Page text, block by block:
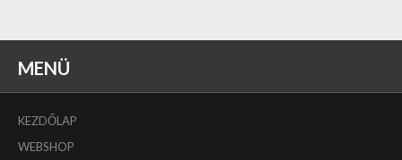
MENÜ
KEZDŐLAP
WEBSHOP